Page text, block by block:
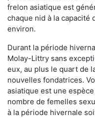
frelon asiatique est
chaque nid à la capacité
environ.
Durant la période
Molay-Littry sans
eux, au plus le quart de
nouvelles fondatrices.
asiatique est une
nombre de femelles
à la période hivernale